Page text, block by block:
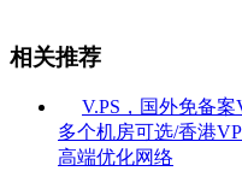
相关推荐
V.PS，国外免备
多个机房可选/香港
高端优化网络